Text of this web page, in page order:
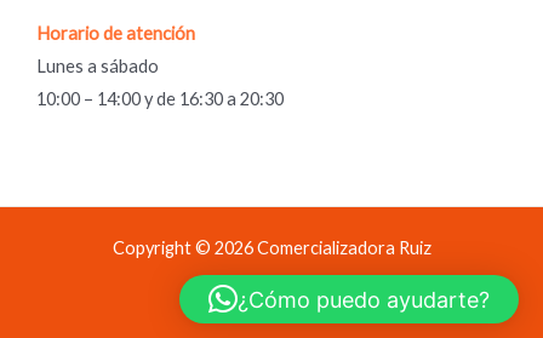
Horario de atención
Lunes a sábado
10:00 – 14:00 y de 16:30 a 20:30
Copyright © 2026 Comercializadora Ruiz
Comercializadora Ruiz
¿Cómo puedo ayudarte?